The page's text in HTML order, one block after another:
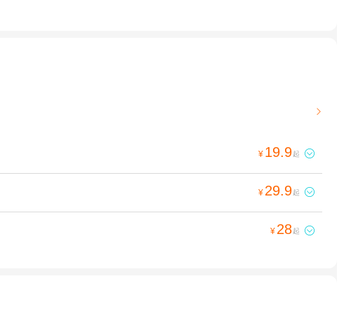

¥ 19.9起 
¥ 29.9起 
¥ 28起 